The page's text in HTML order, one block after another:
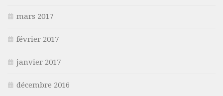
mars 2017
février 2017
janvier 2017
décembre 2016